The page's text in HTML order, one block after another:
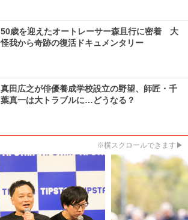
50歳を迎えたオートレーサー森且行に密着 大
怪我から奇跡の復活ドキュメンタリー
真田広之が俳優養成学校設立の野望、師匠・千
葉真一は大トラブルに…どうなる？
※横スクロールできます▶